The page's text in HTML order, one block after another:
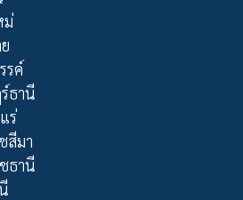
ม่
รค์
ธานี
ร่
สีมา
ธานี